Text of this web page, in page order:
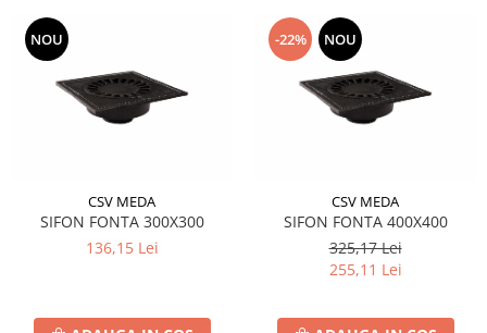
NOU
CSV MEDA
SIFON FONTA 300X300
136,15 Lei
-22% NOU
CSV MEDA
SIFON FONTA 400X400
325,17 Lei
255,11 Lei